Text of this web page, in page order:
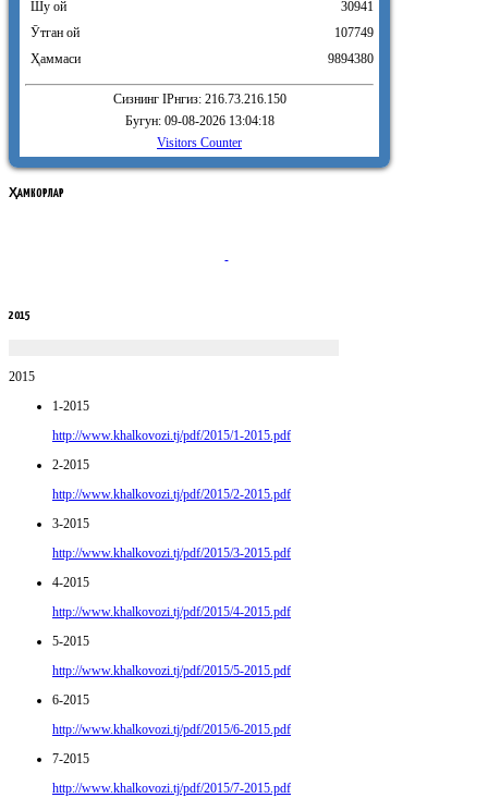
Шу ой
Ӯтган ой
Ҳаммаси
30941
107749
9894380
Сизнинг IPнгиз: 216.73.216.150
Бугун: 09-08-2026 13:04:18
Visitors Counter
ҲАМКОРЛАР
2015
2015
1-2015
http://www.khalkovozi.tj/pdf/2015/1-2015.pdf
2-2015
http://www.khalkovozi.tj/pdf/2015/2-2015.pdf
3-2015
http://www.khalkovozi.tj/pdf/2015/3-2015.pdf
4-2015
http://www.khalkovozi.tj/pdf/2015/4-2015.pdf
5-2015
http://www.khalkovozi.tj/pdf/2015/5-2015.pdf
6-2015
http://www.khalkovozi.tj/pdf/2015/6-2015.pdf
7-2015
http://www.khalkovozi.tj/pdf/2015/7-2015.pdf